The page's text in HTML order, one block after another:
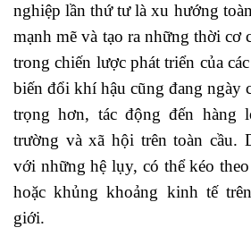
nghiệp lần thứ tư là xu hướng
mạnh mẽ và tạo ra những thời cơ
trong chiến lược phát triển của
biến đổi khí hậu cũng đang ngày
trọng hơn, tác động đến hàng
trường và xã hội trên toàn cầu.
với những hệ lụy, có thể kéo
hoặc khủng khoảng kinh tế
giới.